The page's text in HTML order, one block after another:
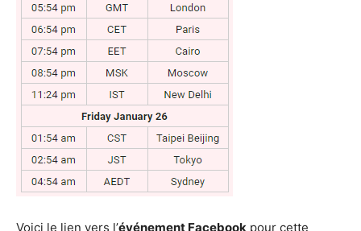
Voici le lien vers l’événement Facebook pour cette